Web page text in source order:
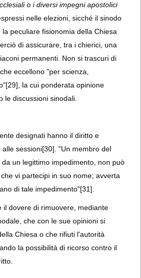
o i diversi impegni apostolici
nelle elezioni, sicché il sinodo
peculiare fisionomia della Chiesa
di assicurare, tra i chierici, una
permanenti. Non si trascuri di
eccellono "per scienza,
[29], la cui ponderata opinione
le discussioni sinodali.
designati hanno il diritto e
alle sessioni[30]. "Un membro del
un legittimo impedimento, non può
vi partecipi in suo nome; avverta
di tale impedimento"[31].
il dovere di rimuovere, mediante
che con le sue opinioni si
Chiesa o che rifiuti l'autorità
la possibilità di ricorso contro il